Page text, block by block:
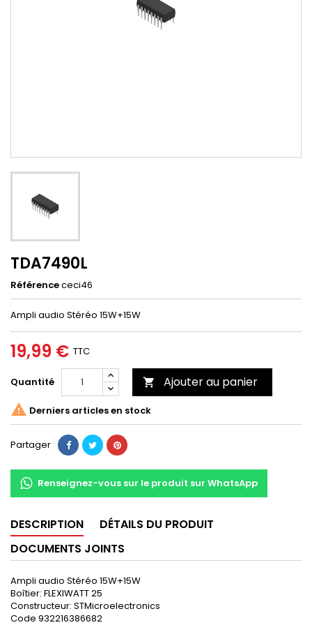
TDA7490L
Référencececi46
Ampli audio Stéréo 15W+15W
19,99 € TTC
Quantité  Ajouter au panier
 Derniers articles en stock
Partager
Renseignez-vous sur le produit sur WhatsApp
DESCRIPTION
DÉTAILS DU PRODUIT
DOCUMENTS JOINTS
Ampli audio Stéréo 15W+15W
Boîtier: FLEXIWATT 25
Constructeur: STMicroelectronics
Code 932216386682